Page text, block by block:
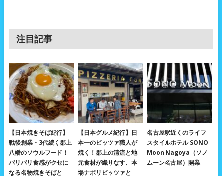
注目記事
【日本焼きそば紀行】
戦後創業・3代続く郡上
八幡のソウルフード！
パリパリ食感がクセに
なる名物焼きそばと
【日本グルメ紀行】日
本一のピッツァ職人が
焼く！郡上の清流と地
元食材が織りなす、本
場ナポリピッツァと
名古屋駅近くのライフ
スタイルホテル SONO
Moon Nagoya（ソノ
ムーン名古屋）開業